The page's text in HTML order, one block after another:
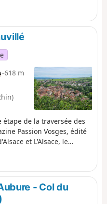
sur lesquelles
Rouge accompagné de
Vosgien).
-618 m
de la traversée des
Passion Vosges, édité
et L'Alsace, le
Haut-Koenigsbourg.
la combe du village
une ultime remontée
et spectaculaire des
- Col du